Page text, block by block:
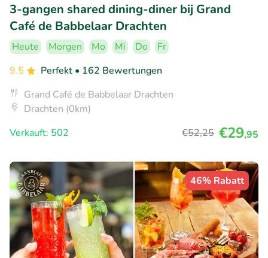
3-gangen shared dining-diner bij Grand
Café de Babbelaar Drachten
Heute Morgen Mo Mi Do
Fr
9.5
Perfekt • 162 Bewertungen
Grand Café de Babbelaar Drachten
Drachten (0km)
Verkauft: 502
€52,25 €29,95
46% Rabatt